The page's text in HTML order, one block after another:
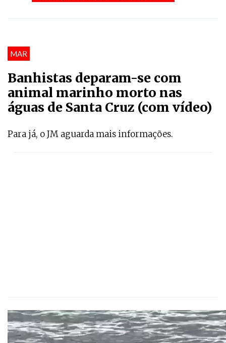
MAR
Banhistas deparam-se com
animal marinho morto nas
águas de Santa Cruz (com vídeo)
Para já, o JM aguarda mais informações.